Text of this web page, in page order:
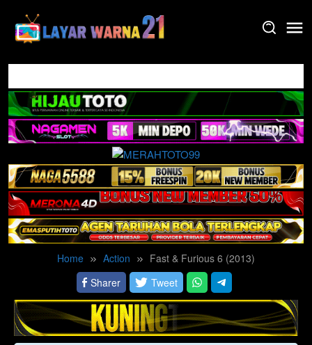
content
Home Action
Fast & Furious 6 (2013)
Sharer
Tweet